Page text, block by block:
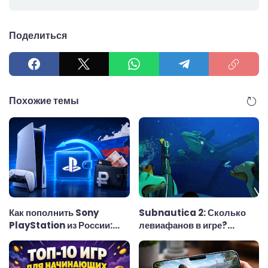
Поделиться
Похожие темы
Как пополнить Sony
PlayStation из России:
удобный способ
Subnautica 2: Сколько
левиафанов в игре?
Полный список